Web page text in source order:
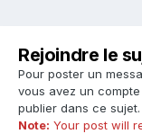
Rejoindre le
Pour poster un
vous avez un
publier dans ce sujet.
Note: Your post will